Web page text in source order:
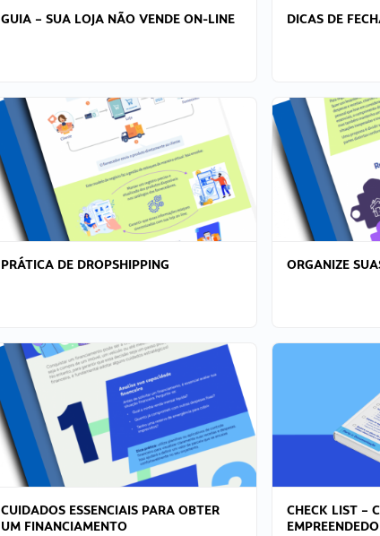
GUIA – SUA LOJA NÃO VENDE ON-LINE DICAS DE
PRÁTICA DE DROPSHIPPING ORGANIZE
CUIDADOS ESSENCIAIS PARA OBTER
UM FINANCIAMENTO
CHECK LIST –